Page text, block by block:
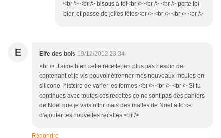
<br /> <br /> bisous à toi<br /> <br /> <br /> porte toi
bien et passe de jolies fêtes<br /> <br /> <br /> <br />
E Elfe des bois 19/12/2012 23:34
<br /> J'aime bien cette recette, en plus pas besoin de
contenant et je vis pouvoir étrenner mes nouveaux moules en
silicone histoire de varier les formes.<br /> <br /> <br /> Si tu
continues avec toutes ces recettes ce ne sont pas des paniers
de Noël que je vais offrir mais des malles de Noël à force
d'ajouter tes nouvelles recettes <br />
Répondre